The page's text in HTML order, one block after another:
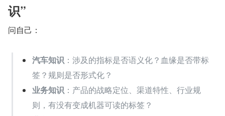
识”
问自己：
汽车知识 ：涉及的指标是否语义化？血缘是否带标
签？规则是否形式化？
业务知识 ：产品的战略定位、渠道特性、行业规
则，有没有变成机器可读的标签？